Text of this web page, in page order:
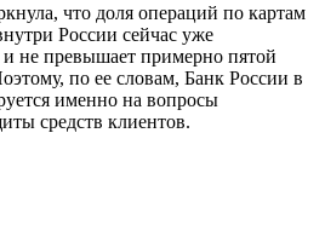
что доля операций по картам
России сейчас уже
и не превышает примерно пятой
по ее словам, Банк России в
именно на вопросы
средств клиентов.